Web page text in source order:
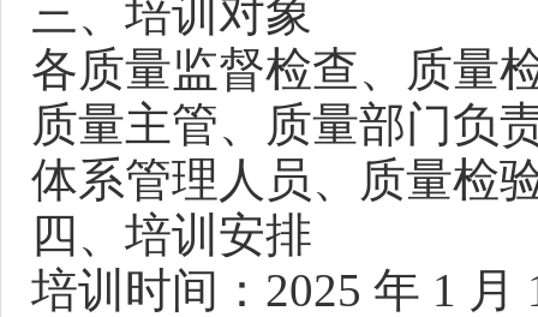
三、培训对象
各质量监督检查、质量
质量主管、质量部门负
体系管理人员、质量检
四、培训安排
培训时间：2025 年 1 月